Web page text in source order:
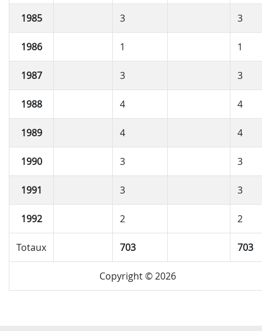
1985 3 3
1986 1 1
1987 3 3
1988 4 4
1989 4 4
1990 3 3
1991 3 3
1992 2 2
Totaux 703 703
Copyright © 2026